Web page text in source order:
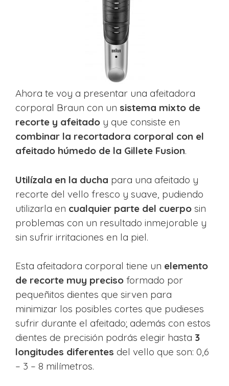
Ahora te voy a presentar una afeitadora
corporal Braun con un sistema mixto de
recorte y afeitado y que consiste en
combinar la recortadora corporal con el
afeitado húmedo de la Gillete Fusion.
Utilízala en la ducha para una afeitado y
recorte del vello fresco y suave, pudiendo
utilizarla en cualquier parte del cuerpo sin
problemas con un resultado inmejorable y
sin sufrir irritaciones en la piel.
Esta afeitadora corporal tiene un elemento
de recorte muy preciso formado por
pequeñitos dientes que sirven para
minimizar los posibles cortes que pudieses
sufrir durante el afeitado; además con estos
dientes de precisión podrás elegir hasta 3
longitudes diferentes del vello que son: 0,6
– 3 – 8 milímetros.